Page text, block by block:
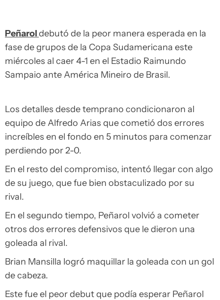
Peñaroldebutó de la peor manera esperada en la
fase de grupos de la Copa Sudamericana este
miércoles al caer 4-1 en el Estadio Raimundo
Sampaio ante América Mineiro de Brasil.
Los detalles desde temprano condicionaron al
equipo de Alfredo Arias que cometió dos errores
increíbles en el fondo en 5 minutos para comenzar
perdiendo por 2-0.
En el resto del compromiso, intentó llegar con algo
de su juego, que fue bien obstaculizado por su
rival.
En el segundo tiempo, Peñarol volvió a cometer
otros dos errores defensivos que le dieron una
goleada al rival.
Brian Mansilla logró maquillar la goleada con un gol
de cabeza.
Este fue el peor debut que podía esperar Peñarol